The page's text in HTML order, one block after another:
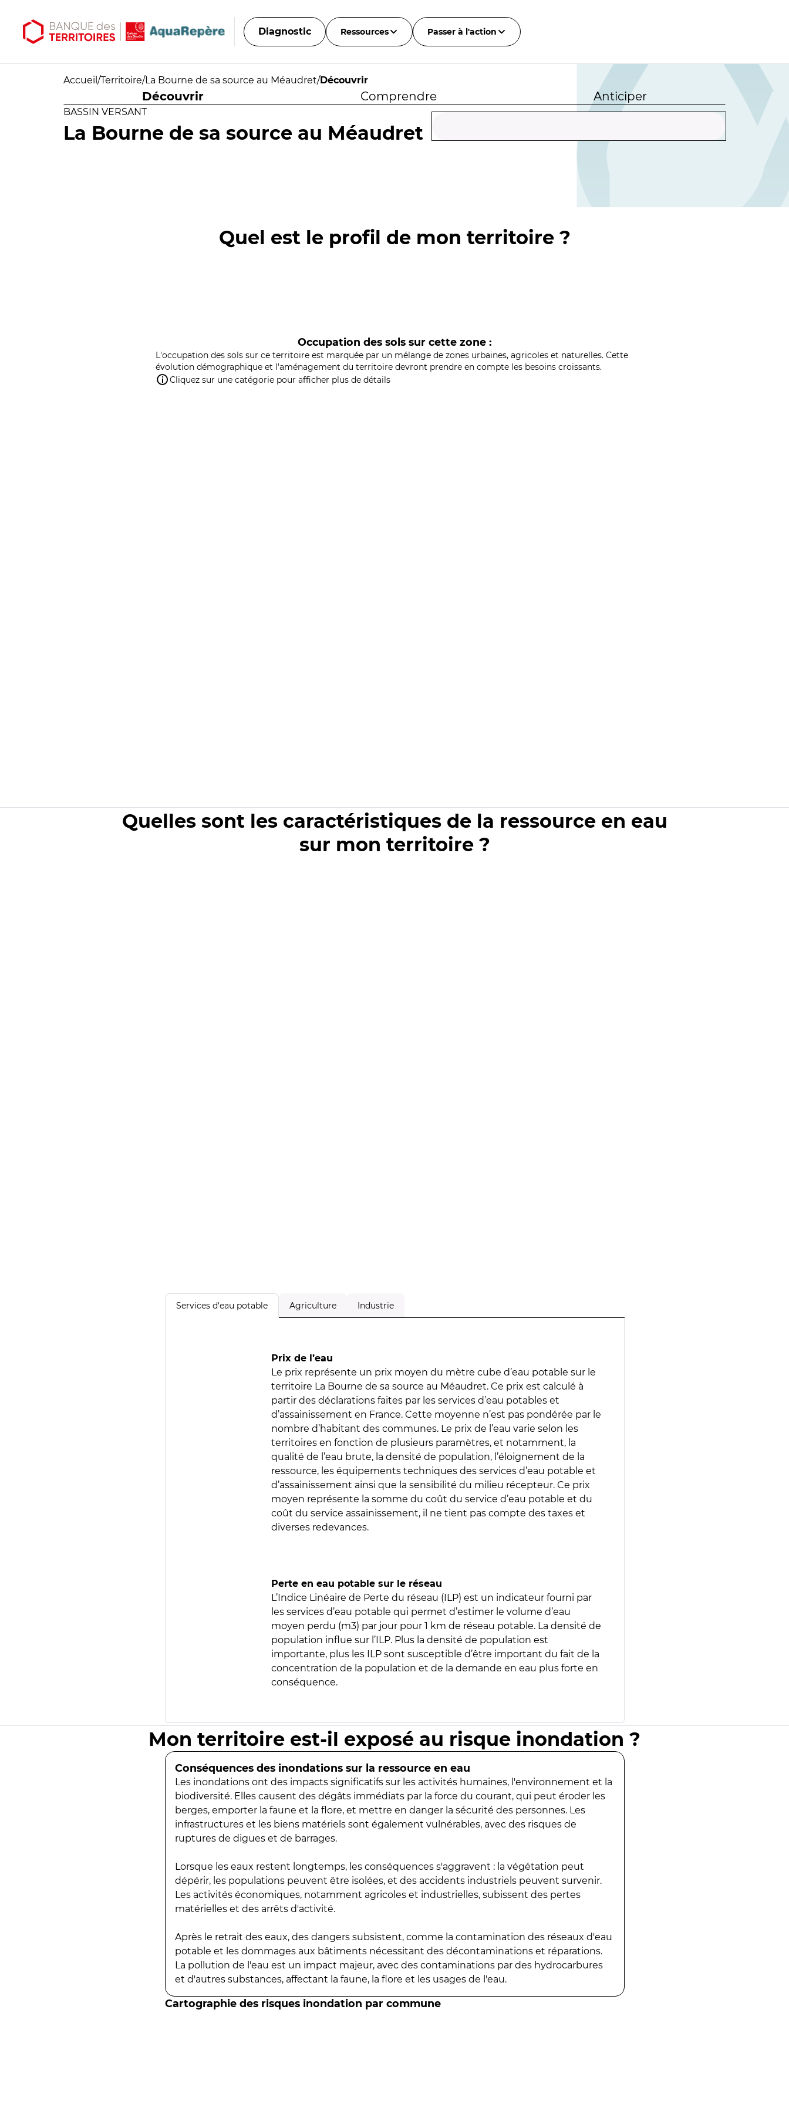
Diagnostic Ressources Passer à l'action
Accueil /Territoire/La Bourne de sa source au Méaudret/Découvrir
Découvrir Comprendre Anticiper
BASSIN VERSANT
La Bourne de sa source au Méaudret
Quel est le profil de mon territoire ?
Occupation des sols sur cette zone :
L'occupation des sols sur ce territoire est marquée par un mélange de zones urbaines, agricoles et naturelles. Cette
évolution démographique et l'aménagement du territoire devront prendre en compte les besoins croissants.
Cliquez sur une catégorie pour afficher plus de détails
Quelles sont les caractéristiques de la ressource en eau
sur mon territoire ?
Services d'eau potable Agriculture Industrie
Prix de l’eau
Le prix représente un prix moyen du mètre cube d’eau potable sur le
territoire La Bourne de sa source au Méaudret. Ce prix est calculé à
partir des déclarations faites par les services d’eau potables et
d’assainissement en France. Cette moyenne n’est pas pondérée par le
nombre d’habitant des communes. Le prix de l’eau varie selon les
territoires en fonction de plusieurs paramètres, et notamment, la
qualité de l’eau brute, la densité de population, l’éloignement de la
ressource, les équipements techniques des services d’eau potable et
d’assainissement ainsi que la sensibilité du milieu récepteur. Ce prix
moyen représente la somme du coût du service d’eau potable et du
coût du service assainissement, il ne tient pas compte des taxes et
diverses redevances.
Perte en eau potable sur le réseau
L’Indice Linéaire de Perte du réseau (ILP) est un indicateur fourni par
les services d’eau potable qui permet d’estimer le volume d’eau
moyen perdu (m3) par jour pour 1 km de réseau potable. La densité de
population influe sur l’ILP. Plus la densité de population est
importante, plus les ILP sont susceptible d’être important du fait de la
concentration de la population et de la demande en eau plus forte en
conséquence.
Mon territoire est-il exposé au risque inondation ?
Conséquences des inondations sur la ressource en eau
Les inondations ont des impacts significatifs sur les activités humaines, l'environnement et la
biodiversité. Elles causent des dégâts immédiats par la force du courant, qui peut éroder les
berges, emporter la faune et la flore, et mettre en danger la sécurité des personnes. Les
infrastructures et les biens matériels sont également vulnérables, avec des risques de
ruptures de digues et de barrages.
Lorsque les eaux restent longtemps, les conséquences s'aggravent : la végétation peut
dépérir, les populations peuvent être isolées, et des accidents industriels peuvent survenir.
Les activités économiques, notamment agricoles et industrielles, subissent des pertes
matérielles et des arrêts d'activité.
Après le retrait des eaux, des dangers subsistent, comme la contamination des réseaux d'eau
potable et les dommages aux bâtiments nécessitant des décontaminations et réparations.
La pollution de l'eau est un impact majeur, avec des contaminations par des hydrocarbures
et d'autres substances, affectant la faune, la flore et les usages de l'eau.
Cartographie des risques inondation par commune